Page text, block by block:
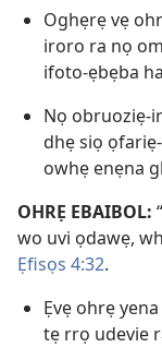
Oghẹrẹ vẹ
iroro ra nọ
ifoto-ẹbẹba
Nọ obruoziẹ-
dhẹ siọ
owhẹ enẹna
OHRẸ EBAIBOL:
wo uvi ọdawẹ,
Ẹfisọs 4:32.
Ẹvẹ ohrẹ
tẹ rrọ udevie